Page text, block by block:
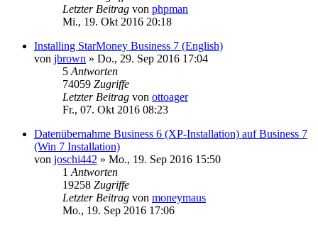
Letzter Beitrag von phpman
Mi., 19. Okt 2016 20:18
Installing StarMoney Business 7 (English)
von jbrown » Do., 29. Sep 2016 17:04
5 Antworten
74059 Zugriffe
Letzter Beitrag von ottoager
Fr., 07. Okt 2016 08:23
Datenübernahme Business 6 (XP-Installation) auf Business 7
(Win 7 Installation)
von joschi442 » Mo., 19. Sep 2016 15:50
1 Antworten
19258 Zugriffe
Letzter Beitrag von moneymaus
Mo., 19. Sep 2016 17:06